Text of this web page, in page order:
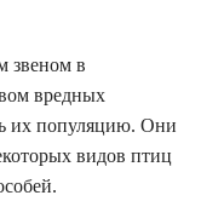
звеном в
вредных
их популяцию. Они
видов птиц